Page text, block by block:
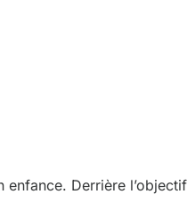
Derrière